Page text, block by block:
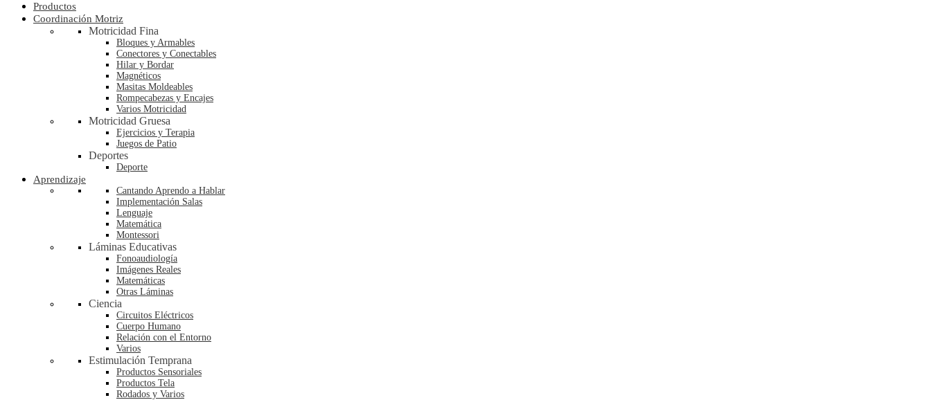
Productos
Coordinación Motriz
Motricidad Fina
Bloques y Armables
Conectores y Conectables
Hilar y Bordar
Magnéticos
Masitas Moldeables
Rompecabezas y Encajes
Varios Motricidad
Motricidad Gruesa
Ejercicios y Terapia
Juegos de Patio
Deportes
Deporte
Aprendizaje
Cantando Aprendo a Hablar
Implementación Salas
Lenguaje
Matemática
Montessori
Láminas Educativas
Fonoaudiología
Imágenes Reales
Matemáticas
Otras Láminas
Ciencia
Circuitos Eléctricos
Cuerpo Humano
Relación con el Entorno
Varios
Estimulación Temprana
Productos Sensoriales
Productos Tela
Rodados y Varios